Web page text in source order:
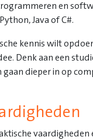
en
Java of C#.
kennis wilt
Denk aan een
dieper in op